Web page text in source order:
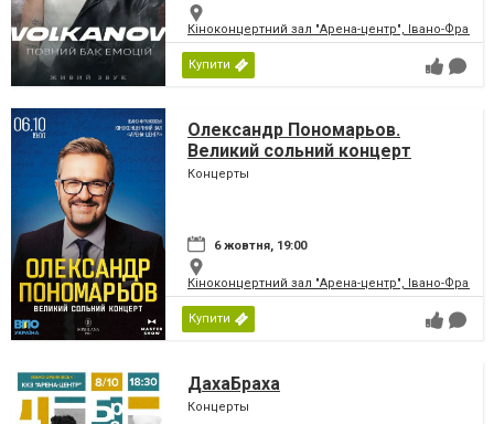
Кіноконцертний зал "Арена-центр", Івано-
Купити
Олександр Пономарьов.
Великий сольний концерт
Концерты
6 жовтня, 19:00
Кіноконцертний зал "Арена-центр", Івано-
Купити
ДахаБраха
Концерты